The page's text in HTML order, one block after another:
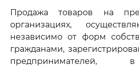
Продажа товаров на
организациях,
независимо от форм
гражданами,
предпринимателей,